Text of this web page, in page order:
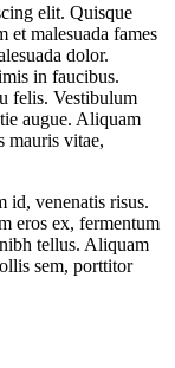
elit. Quisque
et malesuada fames
dolor.
in faucibus.
felis. Vestibulum
augue. Aliquam
mauris vitae,
id, venenatis risus.
eros ex, fermentum
tellus. Aliquam
sem, porttitor